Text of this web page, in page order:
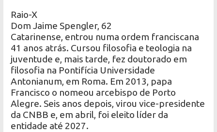
Raio-X
Dom Jaime Spengler, 62
Catarinense, entrou numa ordem franciscana
41 anos atrás. Cursou filosofia e teologia na
juventude e, mais tarde, fez doutorado em
filosofia na Pontifícia Universidade
Antonianum, em Roma. Em 2013, papa
Francisco o nomeou arcebispo de Porto
Alegre. Seis anos depois, virou vice-presidente
da CNBB e, em abril, foi eleito líder da
entidade até 2027.